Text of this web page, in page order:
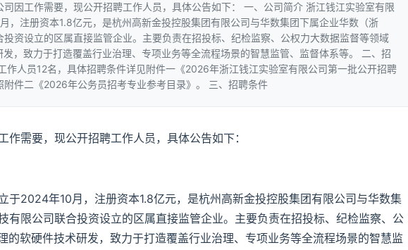
司因工作需要，现公开招聘工作人员，具体公告如下： 一、公司简介 浙江钱江实验室有限
，注册资本1.8亿元，是杭州高新金投控股集团有限公司与华数集团下属企业华数（浙
投资设立的区属直接监管企业。主要负责在招投标、纪检监察、公权力大数据监督等领域
，致力于打造覆盖行业治理、专项业务等全流程场景的智慧监管、监督体系等。 二、招
作人员12名，具体招聘条件详见附件一《2026年浙江钱江实验室有限公司第一批公开招聘
附件二《2026年公务员招考专业参考目录》。 三、招聘条件
作需要，现公开招聘工作人员，具体公告如下：
于2024年10月，注册资本1.8亿元，是杭州高新金投控股集团有限公司与华数集
有限公司联合投资设立的区属直接监管企业。主要负责在招投标、纪检监察、公
的软硬件技术研发，致力于打造覆盖行业治理、专项业务等全流程场景的智慧监